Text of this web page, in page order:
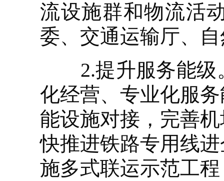
流设施群和物流活
委、交通运输厅、
2.提升服务能级
化经营、专业化服
能设施对接，完善
快推进铁路专用线
施多式联运示范工